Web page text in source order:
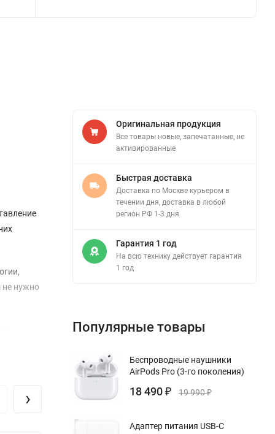
не нужно
в
три ›
Оригинальная продукция
Все товары новые, запечатанные, не
активированные
Быстрая доставка
Доставка по Москве курьером в
течении дня, доставка в любой
регион РФ 1-3 дня
Гарантия 1 год
На всю технику действует гарантия
1 год
Популярные товары
Беспроводные наушники
AirPods Pro (3-го поколения)
18 490 ₽ 19 990₽
Адаптер питания USB-C